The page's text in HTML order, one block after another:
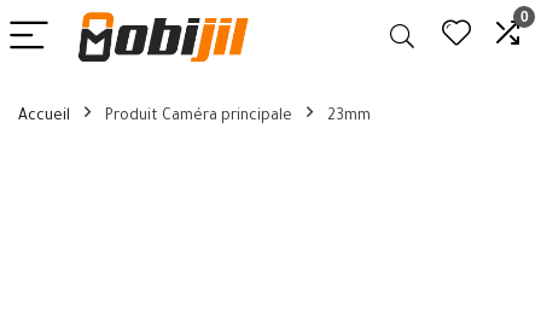
0
Accueil Produit Caméra principale 23mm